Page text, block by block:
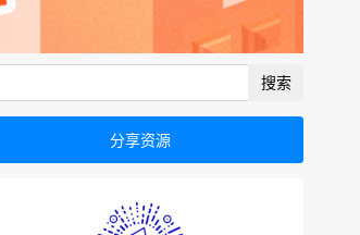
搜索
分享资源